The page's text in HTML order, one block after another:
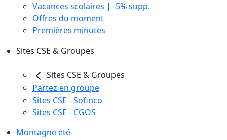
Vacances scolaires | -5% supp.
Offres du moment
Premières minutes
Sites CSE & Groupes
Sites CSE & Groupes
Partez en groupe
Sites CSE - Sofinco
Sites CSE - CGOS
Montagne été